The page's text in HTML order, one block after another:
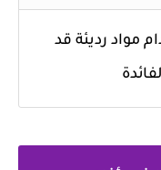
مواد رديئة قد